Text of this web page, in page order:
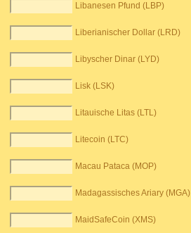
Libanesen Pfund (LBP)
Liberianischer Dollar (LRD)
Libyscher Dinar (LYD)
Lisk (LSK)
Litauische Litas (LTL)
Litecoin (LTC)
Macau Pataca (MOP)
Madagassisches Ariary (MGA)
MaidSafeCoin (XMS)